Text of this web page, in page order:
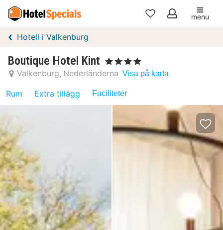
Mina
menu
Hotell i Valkenburg
Boutique Hotel Kint , 4 Stjärnor
Valkenburg Nederländerna Visa på karta
Rum Extra tillägg Faciliteter